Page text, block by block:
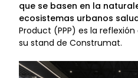
que se basen en la
ecosistemas urbanos
Product (PPP) es la
su stand de Construmat.